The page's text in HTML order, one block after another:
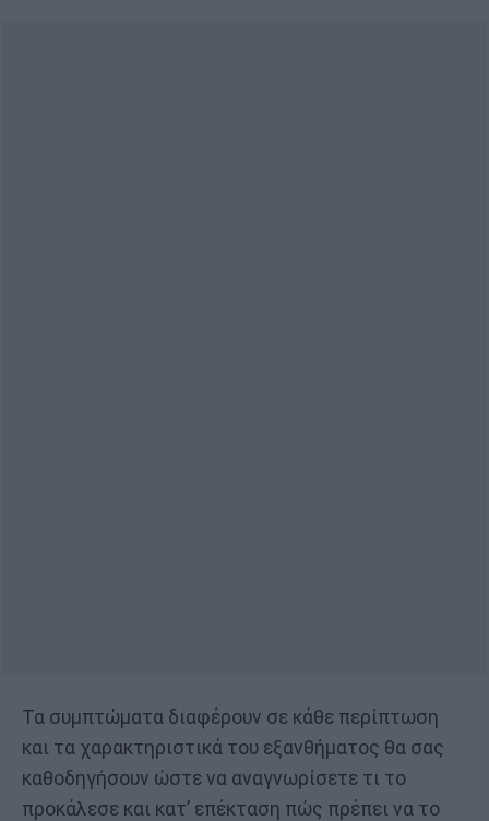
Τα συμπτώματα διαφέρουν σε κάθε περίπτωση
και τα χαρακτηριστικά του εξανθήματος θα σας
καθοδηγήσουν ώστε να αναγνωρίσετε τι το
προκάλεσε και κατ’ επέκταση πώς πρέπει να το